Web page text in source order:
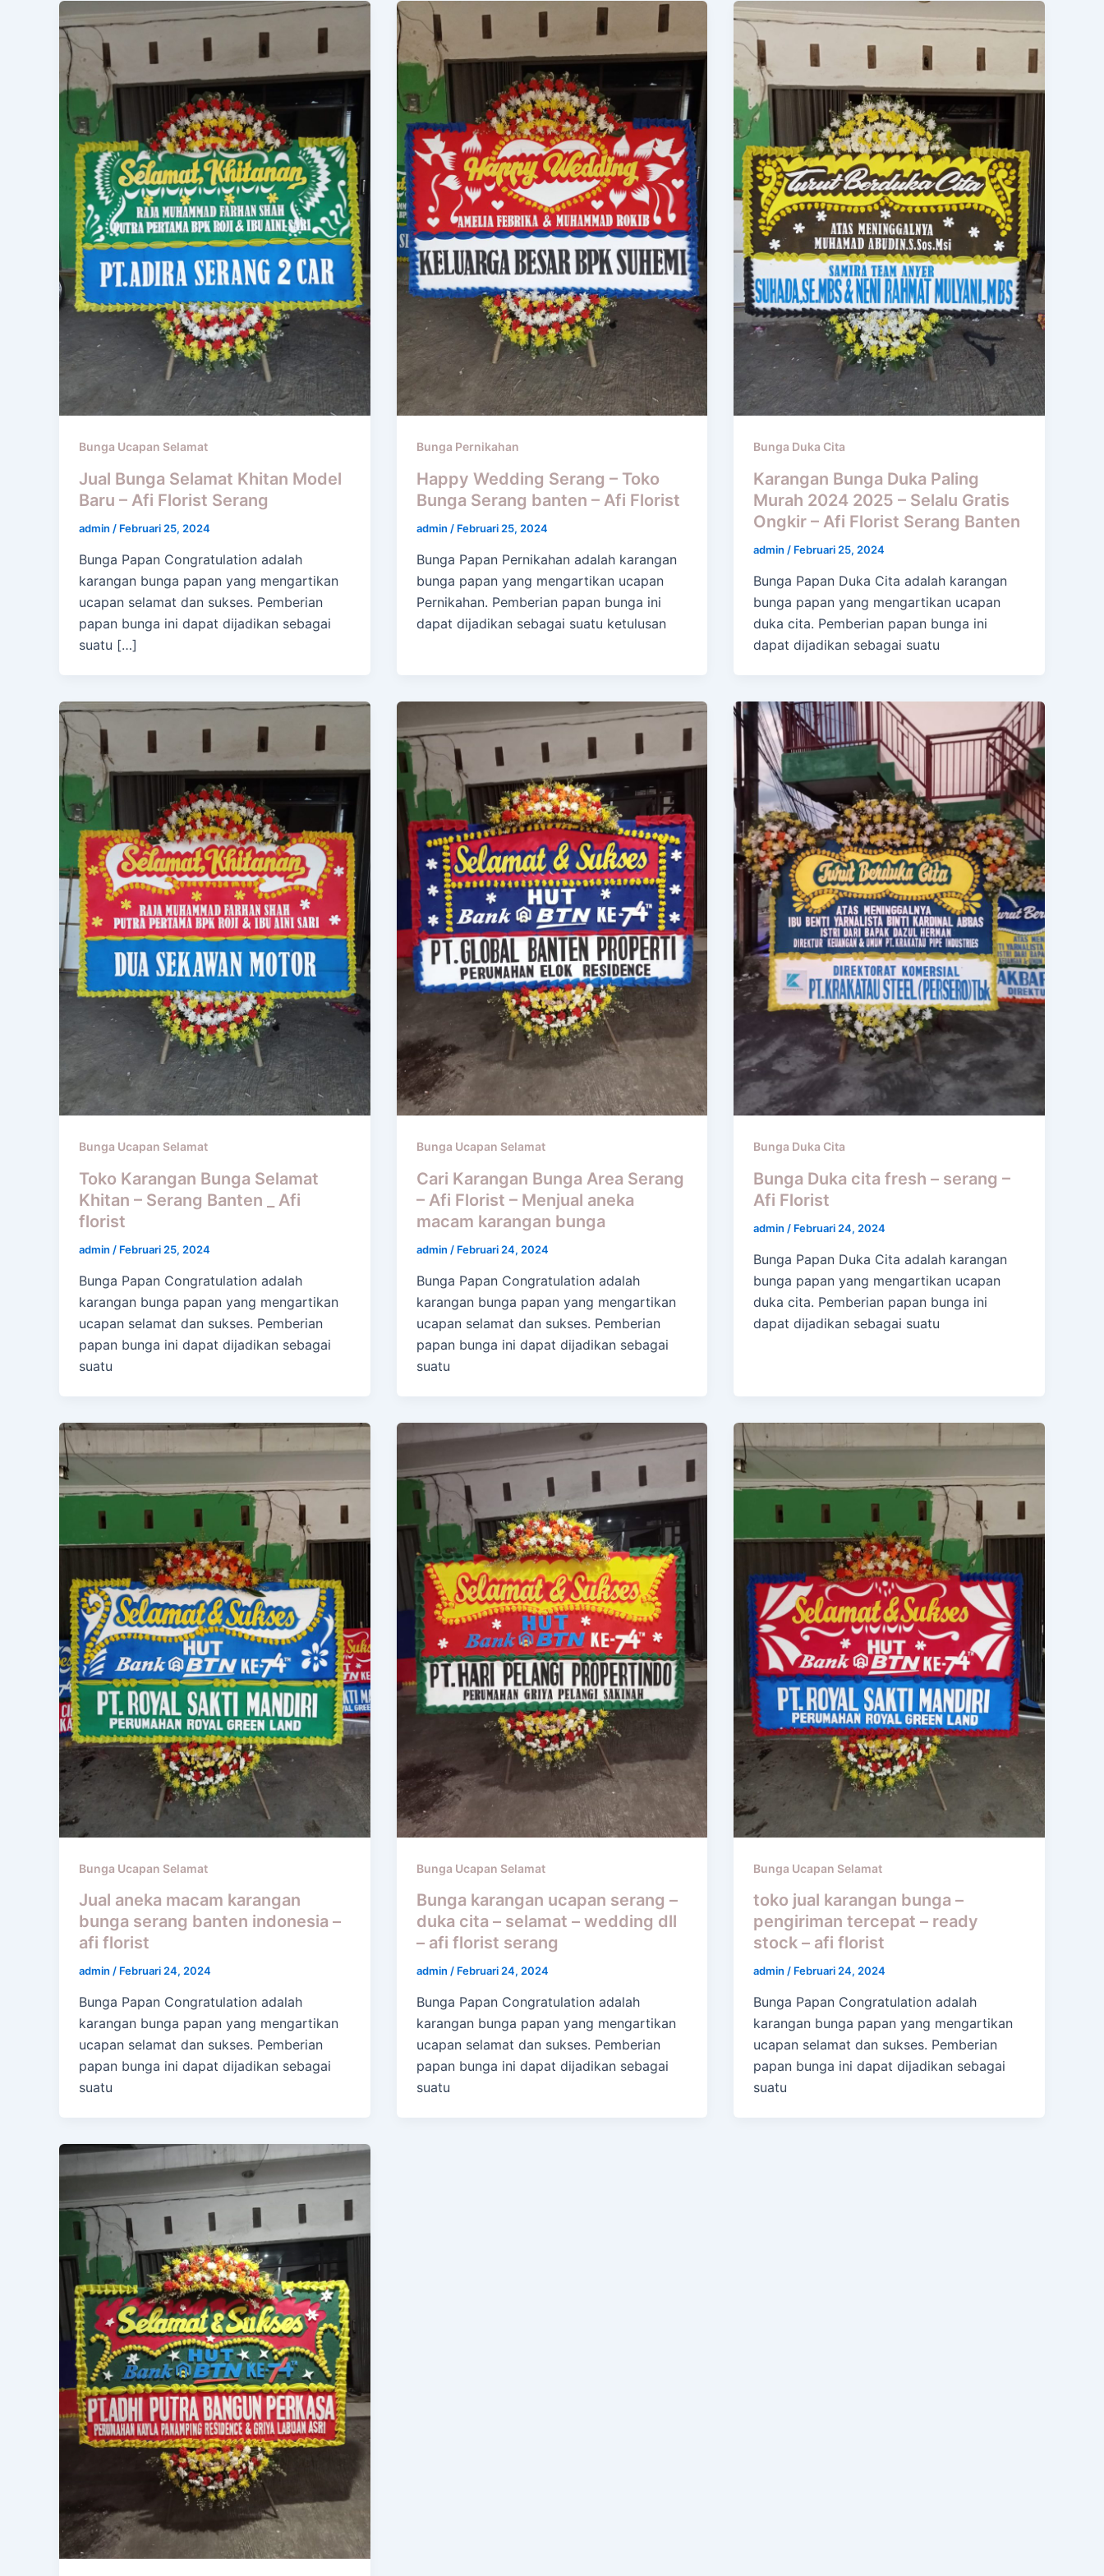
Bunga Ucapan Selamat
Jual Bunga Selamat Khitan Model
Baru – Afi Florist Serang
admin / Februari 25, 2024
Bunga Papan Congratulation adalah
karangan bunga papan yang mengartikan
ucapan selamat dan sukses. Pemberian
papan bunga ini dapat dijadikan sebagai
suatu […]
Bunga Pernikahan
Happy Wedding Serang – Toko
Bunga Serang banten – Afi Florist
admin / Februari 25, 2024
Bunga Papan Pernikahan adalah karangan
bunga papan yang mengartikan ucapan
Pernikahan. Pemberian papan bunga ini
dapat dijadikan sebagai suatu ketulusan
Bunga Duka Cita
Karangan Bunga Duka Paling
Murah 2024 2025 – Selalu Gratis
Ongkir – Afi Florist Serang Banten
admin / Februari 25, 2024
Bunga Papan Duka Cita adalah karangan
bunga papan yang mengartikan ucapan
duka cita. Pemberian papan bunga ini
dapat dijadikan sebagai suatu
Bunga Ucapan Selamat
Toko Karangan Bunga Selamat
Khitan – Serang Banten _ Afi
florist
admin / Februari 25, 2024
Bunga Papan Congratulation adalah
karangan bunga papan yang mengartikan
ucapan selamat dan sukses. Pemberian
papan bunga ini dapat dijadikan sebagai
suatu
Bunga Ucapan Selamat
Cari Karangan Bunga Area Serang
– Afi Florist – Menjual aneka
macam karangan bunga
admin / Februari 24, 2024
Bunga Papan Congratulation adalah
karangan bunga papan yang mengartikan
ucapan selamat dan sukses. Pemberian
papan bunga ini dapat dijadikan sebagai
suatu
Bunga Duka Cita
Bunga Duka cita fresh – serang –
Afi Florist
admin/ Februari 24, 2024
Bunga Papan Duka Cita adalah karangan
bunga papan yang mengartikan ucapan
duka cita. Pemberian papan bunga ini
dapat dijadikan sebagai suatu
Bunga Ucapan Selamat
Jual aneka macam karangan
bunga serang banten indonesia –
afi florist
admin / Februari 24, 2024
Bunga Papan Congratulation adalah
karangan bunga papan yang mengartikan
ucapan selamat dan sukses. Pemberian
papan bunga ini dapat dijadikan sebagai
suatu
Bunga Ucapan Selamat
Bunga karangan ucapan serang –
duka cita – selamat – wedding dll
– afi florist serang
admin / Februari 24, 2024
Bunga Papan Congratulation adalah
karangan bunga papan yang mengartikan
ucapan selamat dan sukses. Pemberian
papan bunga ini dapat dijadikan sebagai
suatu
Bunga Ucapan Selamat
toko jual karangan bunga –
pengiriman tercepat – ready
stock – afi florist
admin/ Februari 24, 2024
Bunga Papan Congratulation adalah
karangan bunga papan yang mengartikan
ucapan selamat dan sukses. Pemberian
papan bunga ini dapat dijadikan sebagai
suatu